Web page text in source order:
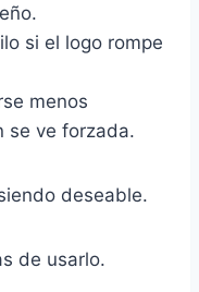
si el logo rompe
menos
se ve forzada.
deseable.
de usarlo.